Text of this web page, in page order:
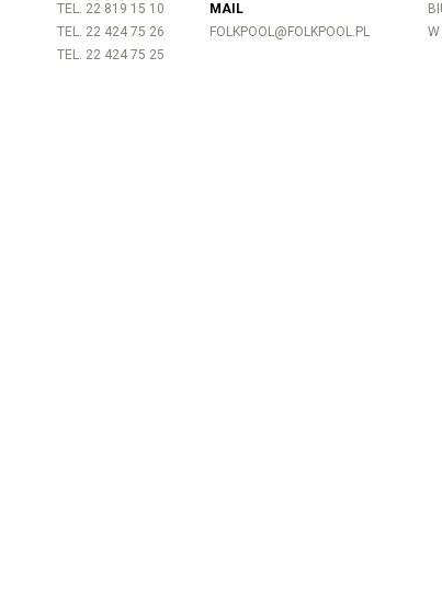
TEL. 22 819 15 10
TEL. 22 424 75 26
TEL. 22 424 75 25
MAIL
FOLKPOOL@FOLKPOOL.PL